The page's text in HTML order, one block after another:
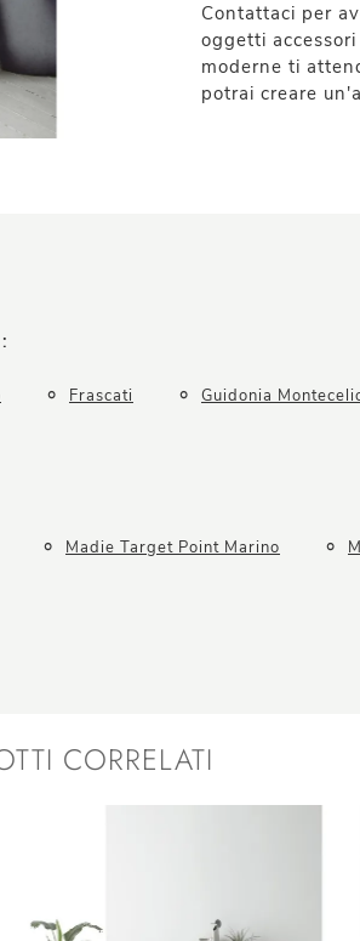
Contattaci per
oggetti
moderne ti
potrai creare
Frascati Guidonia
Madie Target Point Marino
CORRELATI